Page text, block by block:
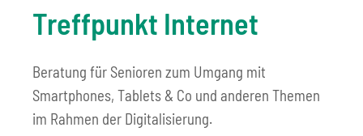
Treffpunkt Internet
Beratung für Senioren zum Umgang mit
Smartphones, Tablets & Co und anderen Themen
im Rahmen der Digitalisierung.